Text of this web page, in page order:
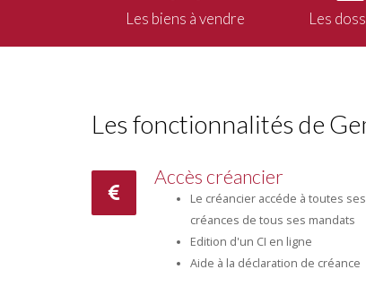
Les biens à vendre Les
Les fonctionnalités de
Accès créancier
Le créancier accéde à toutes ses
créances de tous ses mandats
Edition d'un CI en ligne
Aide à la déclaration de créance